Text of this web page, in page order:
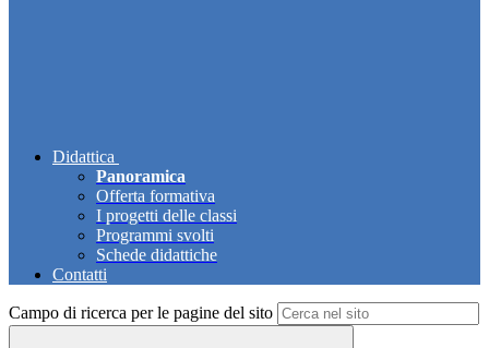
Didattica
Panoramica
Offerta formativa
I progetti delle classi
Programmi svolti
Schede didattiche
Contatti
Campo di ricerca per le pagine del sito